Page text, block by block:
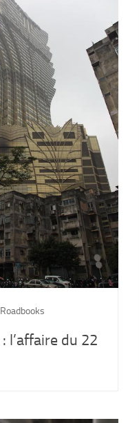
Roadbooks
l’affaire du 22